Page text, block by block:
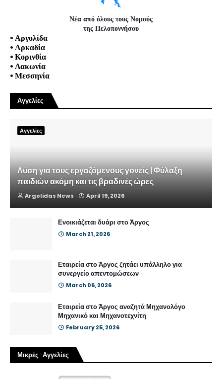
Νέα από όλους τους Νομούς
της Πελοποννήσου
• Αργολίδα
• Αρκαδία
• Κορινθία
• Λακωνία
• Μεσσηνία
Αγγελίες
Αγγελίες
Λύση για τους εργαζόμενους γονείς | Φύλαξη
παιδιών ακόμη και τις βραδινές ώρες
Argolidas News April 19, 2026
Ενοικιάζεται δυάρι στο Άργος
March 21, 2026
Εταιρεία στο Άργος ζητάει υπάλληλο για
συνεργείο απεντομώσεων
March 06, 2026
Εταιρεία στο Άργος αναζητά Μηχανολόγο
Μηχανικό και Μηχανοτεχνίτη
February 25, 2026
Μικρές Αγγελίες